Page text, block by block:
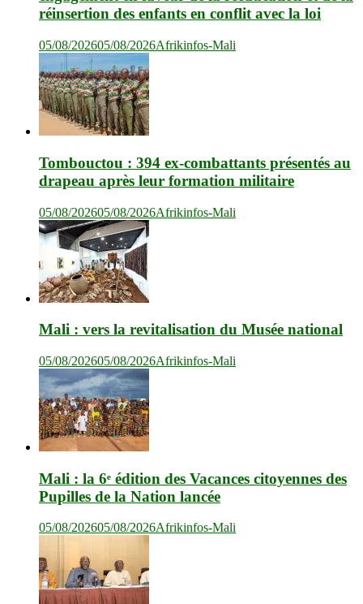
réinsertion des enfants en conflit avec la loi
05/08/202605/08/2026Afrikinfos-Mali
Tombouctou : 394 ex-combattants présentés au
drapeau après leur formation militaire
05/08/202605/08/2026Afrikinfos-Mali
Mali : vers la revitalisation du Musée national
05/08/202605/08/2026Afrikinfos-Mali
Mali : la 6ᵉ édition des Vacances citoyennes des
Pupilles de la Nation lancée
05/08/202605/08/2026Afrikinfos-Mali